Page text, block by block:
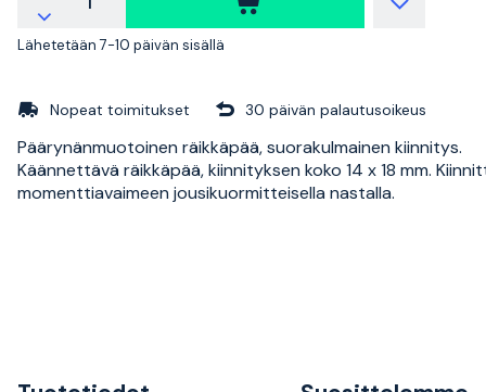
Lähetetään 7-10 päivän sisällä
Nopeat toimitukset 30 päivän palautusoikeus
Päärynänmuotoinen räikkäpää, suorakulmainen kiinnitys.
Käännettävä räikkäpää, kiinnityksen koko 14 x 18 mm.
momenttiavaimeen jousikuormitteisella nastalla.